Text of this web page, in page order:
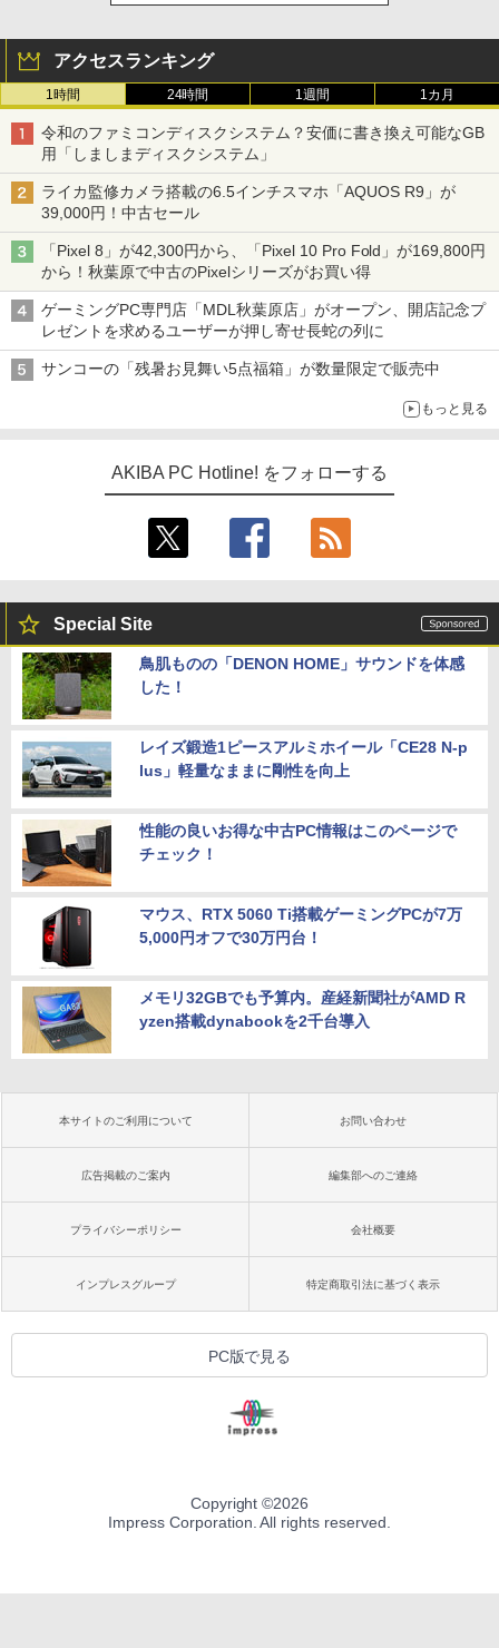
アクセスランキング
1時間 24時間 1週間 1カ月
令和のファミコンディスクシステム？安価に書き換え可能なGB
用「しましまディスクシステム」
ライカ監修カメラ搭載の6.5インチスマホ「AQUOS R9」が
39,000円！中古セール
「Pixel 8」が42,300円から、「Pixel 10 Pro Fold」が169,800円
から！秋葉原で中古のPixelシリーズがお買い得
ゲーミングPC専門店「MDL秋葉原店」がオープン、開店記念プ
レゼントを求めるユーザーが押し寄せ長蛇の列に
サンコーの「残暑お見舞い5点福箱」が数量限定で販売中
もっと見る
AKIBA PC Hotline! をフォローする
Special Site
鳥肌ものの「DENON HOME」サウンドを体感
した！
レイズ鍛造1ピースアルミホイール「CE28 N-p
lus」軽量なままに剛性を向上
性能の良いお得な中古PC情報はこのページで
チェック！
マウス、RTX 5060 Ti搭載ゲーミングPCが7万
5,000円オフで30万円台！
メモリ32GBでも予算内。産経新聞社がAMD R
yzen搭載dynabookを2千台導入
本サイトのご利用について お問い合わせ
広告掲載のご案内 編集部へのご連絡
プライバシーポリシー 会社概要
インプレスグループ 特定商取引法に基づく表示
PC版で見る
Copyright ©2026
Impress Corporation. All rights reserved.